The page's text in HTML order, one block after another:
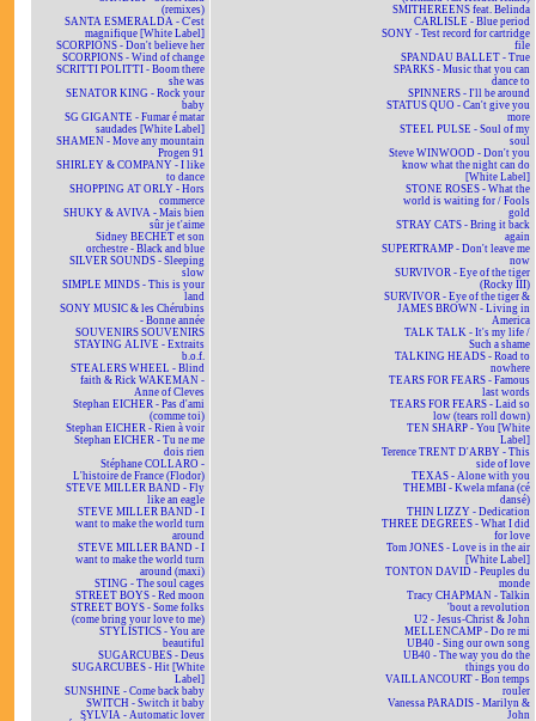
(remixes)
SANTA ESMERALDA - C'est
magnifique [White Label]
SCORPIONS - Don't believe her
SCORPIONS - Wind of change
SCRITTI POLITTI - Boom there
she was
SENATOR KING - Rock your
baby
SG GIGANTE - Fumar é matar
saudades [White Label]
SHAMEN - Move any mountain
Progen 91
SHIRLEY & COMPANY - I like
to dance
SHOPPING AT ORLY - Hors
commerce
SHUKY & AVIVA - Mais bien
sûr je t'aime
Sidney BECHET et son
orchestre - Black and blue
SILVER SOUNDS - Sleeping
slow
SIMPLE MINDS - This is your
land
SONY MUSIC & les Chérubins
- Bonne année
SOUVENIRS SOUVENIRS
STAYING ALIVE - Extraits
b.o.f.
STEALERS WHEEL - Blind
faith & Rick WAKEMAN -
Anne of Cleves
Stephan EICHER - Pas d'ami
(comme toi)
Stephan EICHER - Rien à voir
Stephan EICHER - Tu ne me
dois rien
Stéphane COLLARO -
L'histoire de France (Flodor)
STEVE MILLER BAND - Fly
like an eagle
STEVE MILLER BAND - I
want to make the world turn
around
STEVE MILLER BAND - I
want to make the world turn
around (maxi)
STING - The soul cages
STREET BOYS - Red moon
STREET BOYS - Some folks
(come bring your love to me)
STYLISTICS - You are
beautiful
SUGARCUBES - Deus
SUGARCUBES - Hit [White
Label]
SUNSHINE - Come back baby
SWITCH - Switch it baby
SYLVIA - Automatic lover
SMITHEREENS feat. Belinda
CARLISLE - Blue period
SONY - Test record for cartridge
file
SPANDAU BALLET - True
SPARKS - Music that you can
dance to
SPINNERS - I'll be around
STATUS QUO - Can't give you
more
STEEL PULSE - Soul of my
soul
Steve WINWOOD - Don't you
know what the night can do
[White Label]
STONE ROSES - What the
world is waiting for / Fools
gold
STRAY CATS - Bring it back
again
SUPERTRAMP - Don't leave me
now
SURVIVOR - Eye of the tiger
(Rocky III)
SURVIVOR - Eye of the tiger &
JAMES BROWN - Living in
America
TALK TALK - It's my life /
Such a shame
TALKING HEADS - Road to
nowhere
TEARS FOR FEARS - Famous
last words
TEARS FOR FEARS - Laid so
low (tears roll down)
TEN SHARP - You [White
Label]
Terence TRENT D'ARBY - This
side of love
TEXAS - Alone with you
THEMBI - Kwela mfana (cé
dansé)
THIN LIZZY - Dedication
THREE DEGREES - What I did
for love
Tom JONES - Love is in the air
[White Label]
TONTON DAVID - Peuples du
monde
Tracy CHAPMAN - Talkin
'bout a revolution
U2 - Jesus-Christ & John
MELLENCAMP - Do re mi
UB40 - Sing our own song
UB40 - The way you do the
things you do
VAILLANCOURT - Bon temps
rouler
Vanessa PARADIS - Marilyn &
John